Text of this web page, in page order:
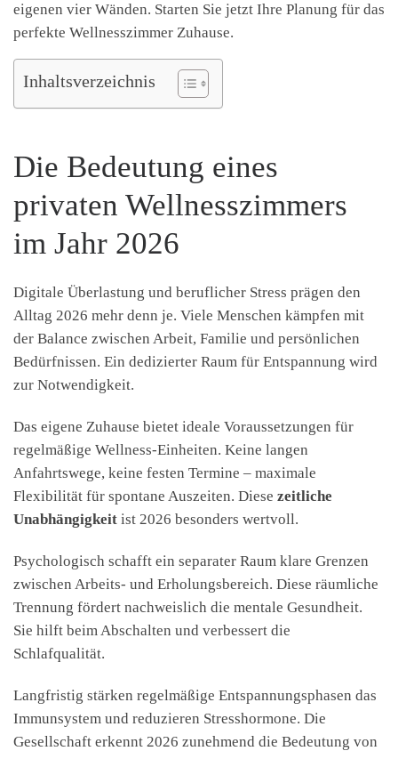
eigenen vier Wänden. Starten Sie jetzt Ihre Planung für das
perfekte Wellnesszimmer Zuhause.
Inhaltsverzeichnis
Die Bedeutung eines
privaten Wellnesszimmers
im Jahr 2026
Digitale Überlastung und beruflicher Stress prägen den
Alltag 2026 mehr denn je. Viele Menschen kämpfen mit
der Balance zwischen Arbeit, Familie und persönlichen
Bedürfnissen. Ein dedizierter Raum für Entspannung wird
zur Notwendigkeit.
Das eigene Zuhause bietet ideale Voraussetzungen für
regelmäßige Wellness-Einheiten. Keine langen
Anfahrtswege, keine festen Termine – maximale
Flexibilität für spontane Auszeiten. Diese zeitliche
Unabhängigkeit ist 2026 besonders wertvoll.
Psychologisch schafft ein separater Raum klare Grenzen
zwischen Arbeits- und Erholungsbereich. Diese räumliche
Trennung fördert nachweislich die mentale Gesundheit.
Sie hilft beim Abschalten und verbessert die
Schlafqualität.
Langfristig stärken regelmäßige Entspannungsphasen das
Immunsystem und reduzieren Stresshormone. Die
Gesellschaft erkennt 2026 zunehmend die Bedeutung von